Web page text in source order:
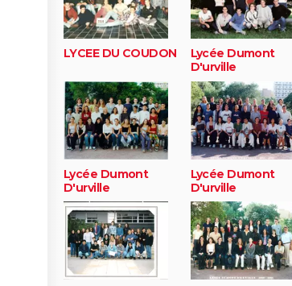
LYCEE DU COUDON
Lycée Dumont
D'urville
Lycée Dumont
D'urville
Lycée Dumont
D'urville